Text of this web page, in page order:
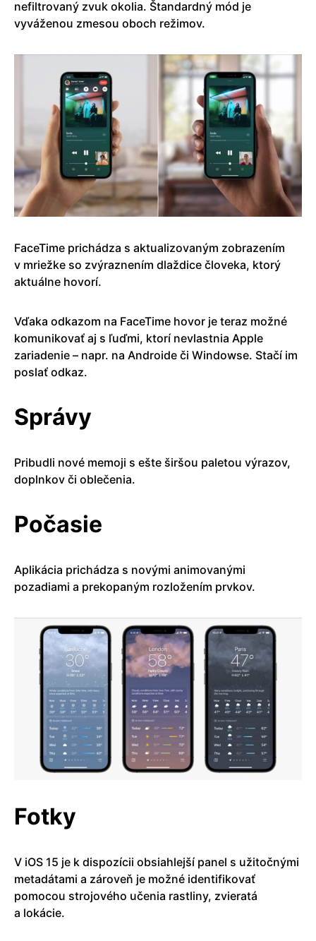
nefiltrovaný zvuk okolia. Štandardný mód je
vyváženou zmesou oboch režimov.
FaceTime prichádza s aktualizovaným zobrazením
v mriežke so zvýraznením dlaždice človeka, ktorý
aktuálne hovorí.
Vďaka odkazom na FaceTime hovor je teraz možné
komunikovať aj s ľuďmi, ktorí nevlastnia Apple
zariadenie – napr. na Androide či Windowse. Stačí im
poslať odkaz.
Správy
Pribudli nové memoji s ešte širšou paletou výrazov,
doplnkov či oblečenia.
Počasie
Aplikácia prichádza s novými animovanými
pozadiami a prekopaným rozložením prvkov.
Fotky
V iOS 15 je k dispozícii obsiahlejší panel s užitočnými
metadátami a zároveň je možné identifikovať
pomocou strojového učenia rastliny, zvieratá
a lokácie.